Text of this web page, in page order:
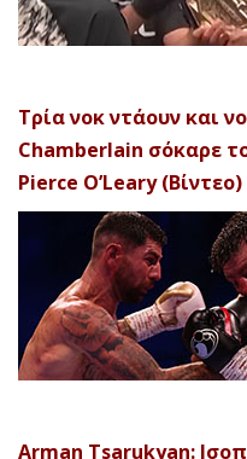
Τρία νοκ ντάουν και
Chamberlain σόκαρε
Pierce O’Leary (Βίντεο)
Arman Tsarukyan: